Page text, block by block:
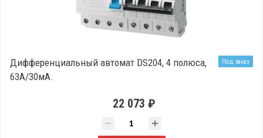
Под заказ
Дифференциальный автомат DS204, 4 полюса,
63А/30мА.
22 073 ₽